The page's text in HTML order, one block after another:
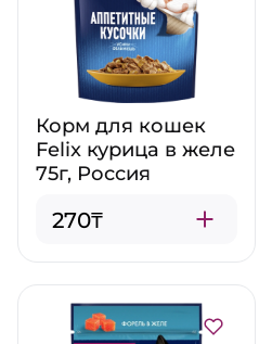
Корм для кошек
Felix курица в желе
75г, Россия
270₸